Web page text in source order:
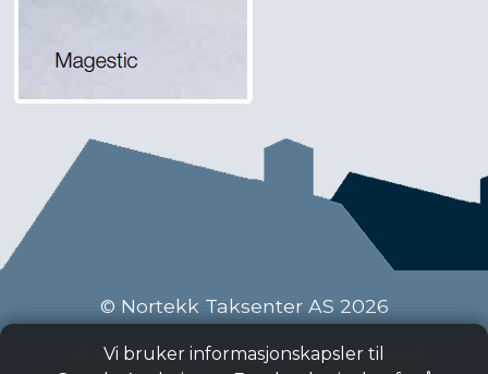
© Nortekk Taksenter AS 2026
Industriveien 9 C, 2020 Skedsmokorset
Vi bruker informasjonskapsler til